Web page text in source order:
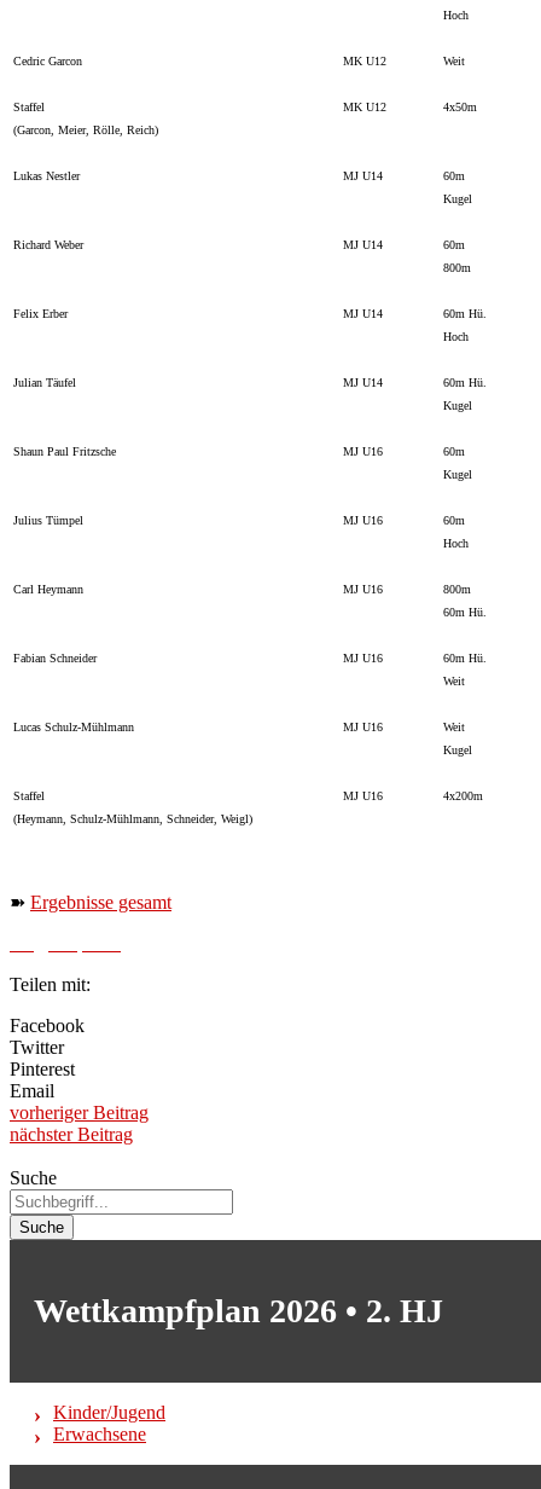
Hoch
Cedric Garcon MK U12 Weit
Staffel MK U12
4x50m
(Garcon, Meier, Rölle, Reich)
Lukas Nestler MJ U14
60m
Kugel
Richard Weber MJ U14
60m
800m
Felix Erber MJ U14
60m Hü.
Hoch
Julian Täufel MJ U14
60m Hü.
Kugel
Shaun Paul Fritzsche MJ U16
60m
Kugel
Julius Tümpel MJ U16
60m
Hoch
Carl Heymann MJ U16
800m
60m Hü.
Fabian Schneider MJ U16
60m Hü.
Weit
Lucas Schulz-Mühlmann MJ U16
Weit
Kugel
Staffel MJ U16
4x200m
(Heymann, Schulz-Mühlmann, Schneider, Weigl)
➽ Ergebnisse gesamt
Teilen mit:
Facebook
Twitter
Pinterest
Email
vorheriger Beitrag
nächster Beitrag
Suche
Suche
Wettkampfplan 2026 • 2. HJ
Kinder/Jugend
Erwachsene